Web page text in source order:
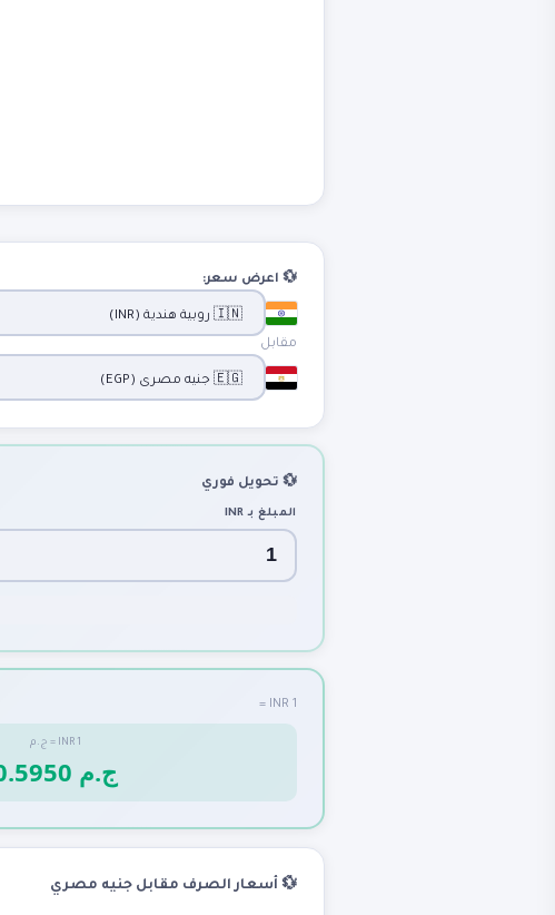
💱 اعرض سعر:
مقابل
💱 تحويل فوري
المبلغ بـ INR
1 INR =
1
INR
= ج.م
0.5950 ج.م
💱 أسعار الصرف مقابل جنيه مصري